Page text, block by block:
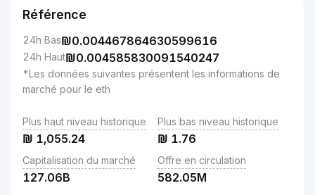
Référence
24h Bas₪0.004467864630599616
24h Haut₪0.004585830091540247
*Les données suivantes présentent les informations de
marché pour le eth
Plus haut niveau historique
₪ 1,055.24
Plus bas niveau historique
₪ 1.76
Capitalisation du marché
127.06B
Offre en circulation
582.05M